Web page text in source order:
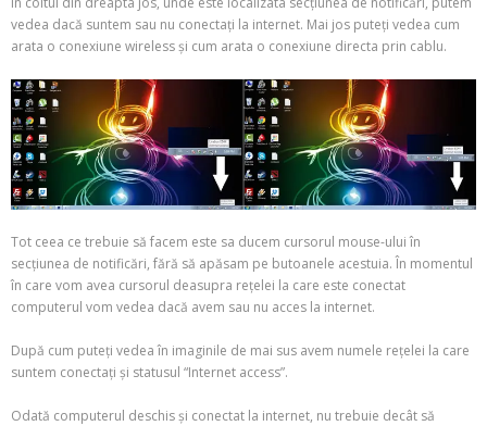
vedea dacă suntem sau nu conectați la internet. Mai jos puteți vedea cum
arata o conexiune wireless și cum arata o conexiune directa prin cablu.
Tot ceea ce trebuie să facem este sa ducem cursorul mouse-ului în
secțiunea de notificări, fără să apăsam pe butoanele acestuia. În momentul
în care vom avea cursorul deasupra rețelei la care este conectat
computerul vom vedea dacă avem sau nu acces la internet.
După cum puteți vedea în imaginile de mai sus avem numele rețelei la care
suntem conectați și statusul “Internet access”.
Odată computerul deschis și conectat la internet, nu trebuie decât să